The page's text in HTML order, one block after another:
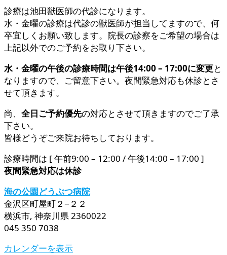
診療は池田獣医師の代診になります。
水・金曜の診療は代診の獣医師が担当してますので、何
卒宜しくお願い致します。院長の診察をご希望の場合は
上記以外でのご予約をお取り下さい。
水・金曜の午後の診療時間は午後14:00 – 17:00に変更と
なりますので、ご留意下さい。夜間緊急対応も休診とさ
せて頂きます。
尚、 全日ご予約優先の対応とさせて頂きますのでご了承
下さい。
皆様どうぞご来院お待ちしております。
診療時間は [ 午前9:00 – 12:00 / 午後14:00 – 17:00 ]
夜間緊急対応は休診
海の公園どうぶつ病院
金沢区町屋町２−２２
横浜市, 神奈川県2360022
045 350 7038
カレンダーを表示